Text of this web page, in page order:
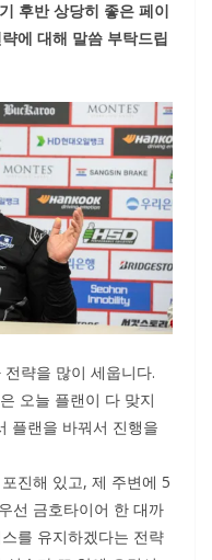
후반 상당히 좋은 페이
에 대해 말씀 부탁드립
략을 많이 세웁니다.
오늘 플랜이 다 맞지
플랜을 바꿔서 진행을
진해 있고, 제 주변에 5
선 금호타이어 한 대까
를 유지하겠다는 전략